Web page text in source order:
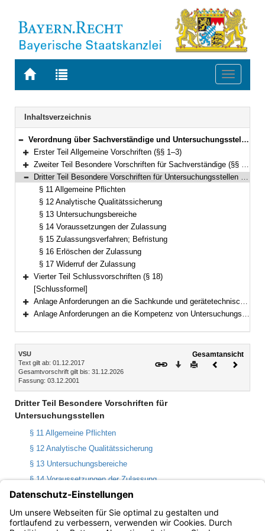
Zur
BAYERN.RECHT
Zur
letzten
Suche
Toggle
Navigation
Inhaltsverzeichnis
Bereich reduzieren
Verordnung über Sachverständige und Untersuchungsstellen für den Bodenschutz und die Altlastenbehandlung in Bayern (Sachverständigen- und Untersuchungsstellen-Verordnung – VSU) Vom 3. Dezember 2001 (GVBl. S. 938) BayRS 2129-4-2-U (§§ 1–18)
Bereich erweitern
Erster Teil Allgemeine Vorschriften (§§ 1–3)
Bereich erweitern
Zweiter Teil Besondere Vorschriften für Sachverständige (§§ 4–10)
Bereich reduzieren
Dritter Teil Besondere Vorschriften für Untersuchungsstellen (§§ 11–17)
§ 11 Allgemeine Pflichten
§ 12 Analytische Qualitätssicherung
§ 13 Untersuchungsbereiche
§ 14 Voraussetzungen der Zulassung
§ 15 Zulassungsverfahren; Befristung
§ 16 Erlöschen der Zulassung
§ 17 Widerruf der Zulassung
Bereich erweitern
Vierter Teil Schlussvorschriften (§ 18)
[Schlussformel]
Bereich erweitern
Anlage Anforderungen an die Sachkunde und gerätetechnische Ausstattung von Sachverständigen im Bereich Boden und Altlasten
Anlage Anforderungen an die Kompetenz von Untersuchungsstellen im Bereich Boden und Altlasten
Inhalt
VSU
Text gilt ab: 01.12.2017
Gesamtvorschrift gilt bis: 31.12.2026
Fassung: 03.12.2001
Gesamtansicht
Download
DruckenVorheriges
Dritter Teil Besondere Vorschriften für
Untersuchungsstellen
§ 11 Allgemeine Pflichten
§ 12 Analytische Qualitätssicherung
§ 13 Untersuchungsbereiche
§ 14 Voraussetzungen der Zulassung
§ 15 Zulassungsverfahren; Befristung
§ 16 Erlöschen der Zulassung
§ 17 Widerruf der Zulassung